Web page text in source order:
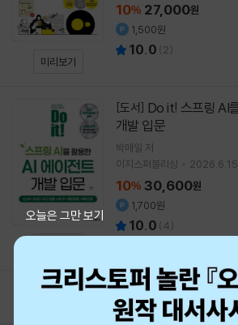
미리보기
10% 27,000원
1,500원
10.0 ( 2)
[도서]
개발 입문
박매일 저
이지스퍼블리싱
2026.6.15.
10% 30,600원
1,700원
10.0 (4)
1
오늘은 그만 보기